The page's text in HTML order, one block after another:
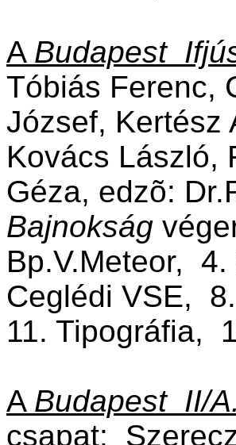
A Budapest
Tóbiás Ferenc,
József, Kertész
Kovács László,
Géza, edzõ:
Bajnokság
Bp.V.Meteor,
Ceglédi VSE,
11. Tipográfia,
A Budapest II/
csapat: